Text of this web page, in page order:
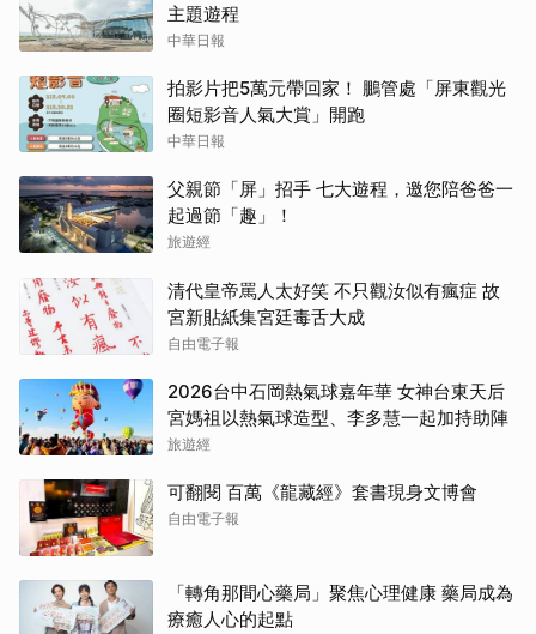
主題遊程
中華日報
拍影片把5萬元帶回家！ 鵬管處「屏東觀光
圈短影音人氣大賞」開跑
中華日報
父親節「屏」招手 七大遊程，邀您陪爸爸一
起過節「趣」！
旅遊經
清代皇帝罵人太好笑 不只觀汝似有瘋症 故
宮新貼紙集宮廷毒舌大成
自由電子報
2026台中石岡熱氣球嘉年華 女神台東天后
宮媽祖以熱氣球造型、李多慧一起加持助陣
旅遊經
可翻閱 百萬《龍藏經》套書現身文博會
自由電子報
「轉角那間心藥局」聚焦心理健康 藥局成為
療癒人心的起點